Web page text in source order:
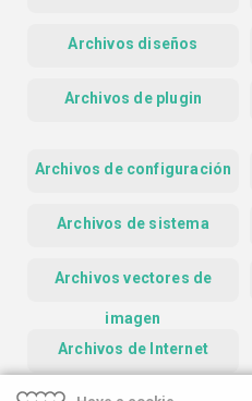
Archivos diseños
Archivos de plugin
Archivos de configuración
Archivos de sistema
Archivos vectores de
imagen
Archivos de Internet